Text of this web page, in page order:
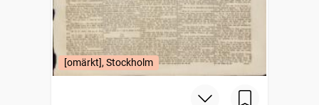
[omärkt], Stockholm